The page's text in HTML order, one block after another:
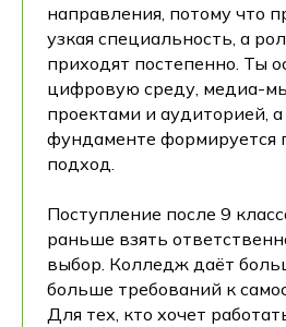
направления, потому что
узкая специальность, а
приходят постепенно. Ты
цифровую среду, медиа-
проектами и аудиторией,
фундаменте формируется
подход.
Поступление после 9
раньше взять
выбор. Колледж даёт
больше требований к
Для тех, кто хочет